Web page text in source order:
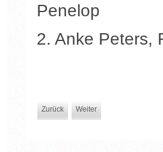
Penelop
2. Anke Peters,
Zurück Weiter